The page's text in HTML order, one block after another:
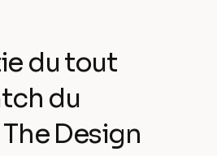
du tout
du
Design